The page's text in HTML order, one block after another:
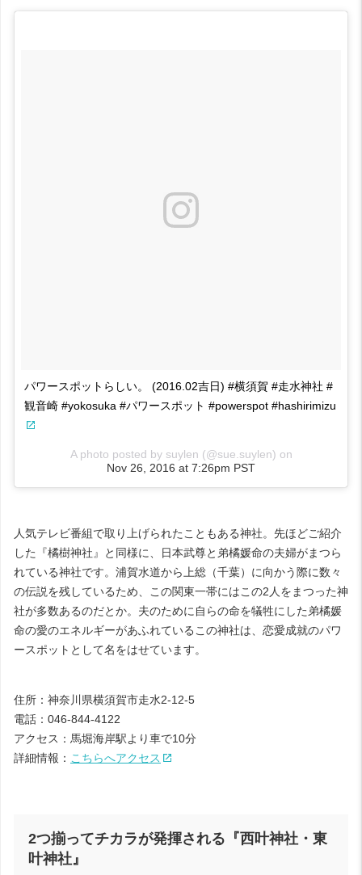
パワースポットらしい。 (2016.02吉日) #横須賀 #走水神社 #
観音崎 #yokosuka #パワースポット #powerspot #hashirimizu
A photo posted by suylen (@sue.suylen) on
Nov 26, 2016 at 7:26pm PST
人気テレビ番組で取り上げられたこともある神社。先ほどご紹介
した『橘樹神社』と同様に、日本武尊と弟橘媛命の夫婦がまつら
れている神社です。浦賀水道から上総（千葉）に向かう際に数々
の伝説を残しているため、この関東一帯にはこの2人をまつった神
社が多数あるのだとか。夫のために自らの命を犠牲にした弟橘媛
命の愛のエネルギーがあふれているこの神社は、恋愛成就のパワ
ースポットとして名をはせています。
住所：神奈川県横須賀市走水2-12-5
電話：046-844-4122
アクセス：馬堀海岸駅より車で10分
詳細情報： こちらへアクセス
2つ揃ってチカラが発揮される『西叶神社・東
叶神社』